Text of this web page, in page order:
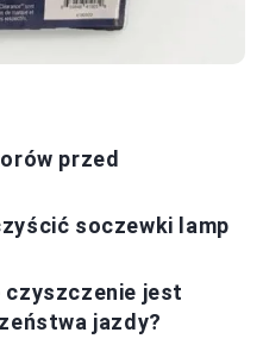
przed
soczewki lamp
czyszczenie jest
jazdy?